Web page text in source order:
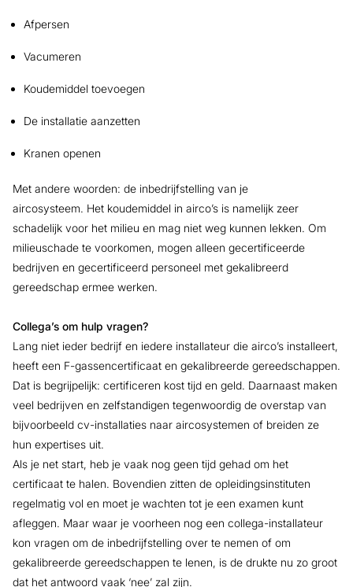
Afpersen
Vacumeren
Koudemiddel toevoegen
De installatie aanzetten
Kranen openen
Met andere woorden: de inbedrijfstelling van je
aircosysteem. Het koudemiddel in airco’s is namelijk zeer
schadelijk voor het milieu en mag niet weg kunnen lekken. Om
milieuschade te voorkomen, mogen alleen gecertificeerde
bedrijven en gecertificeerd personeel met gekalibreerd
gereedschap ermee werken.
Collega’s om hulp vragen?
Lang niet ieder bedrijf en iedere installateur die airco’s installeert,
heeft een F-gassencertificaat en gekalibreerde gereedschappen.
Dat is begrijpelijk: certificeren kost tijd en geld. Daarnaast maken
veel bedrijven en zelfstandigen tegenwoordig de overstap van
bijvoorbeeld cv-installaties naar aircosystemen of breiden ze
hun expertises uit.
Als je net start, heb je vaak nog geen tijd gehad om het
certificaat te halen. Bovendien zitten de opleidingsinstituten
regelmatig vol en moet je wachten tot je een examen kunt
afleggen. Maar waar je voorheen nog een collega-installateur
kon vragen om de inbedrijfstelling over te nemen of om
gekalibreerde gereedschappen te lenen, is de drukte nu zo groot
dat het antwoord vaak ‘nee’ zal zijn.